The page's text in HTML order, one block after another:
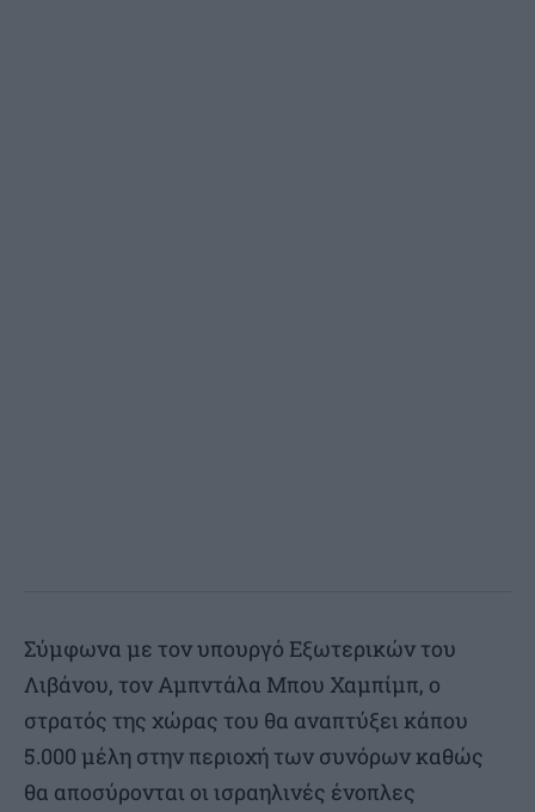
Σύμφωνα με τον υπουργό Εξωτερικών του
Λιβάνου, τον Αμπντάλα Μπου Χαμπίμπ, ο
στρατός της χώρας του θα αναπτύξει κάπου
5.000 μέλη στην περιοχή των συνόρων καθώς
θα αποσύρονται οι ισραηλινές ένοπλες